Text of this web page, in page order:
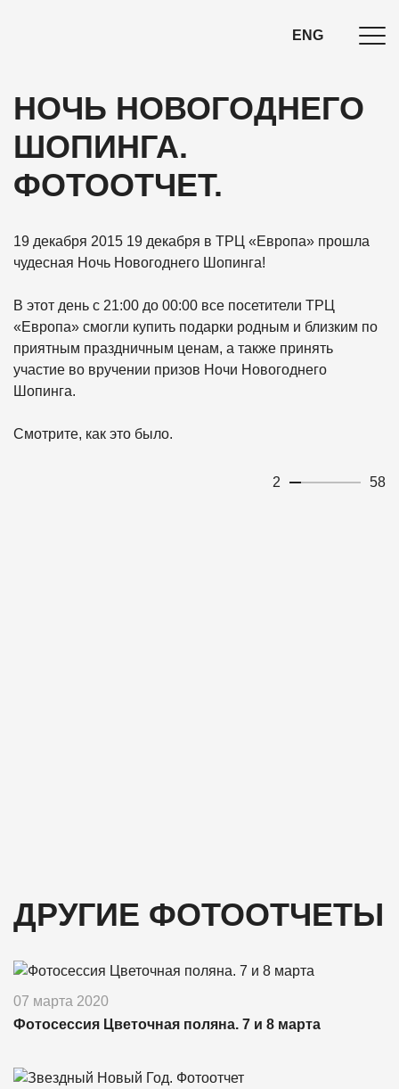
ENG
НОЧЬ НОВОГОДНЕГО
ШОПИНГА.
ФОТООТЧЕТ.
19 декабря 2015 19 декабря в ТРЦ «Европа» прошла
чудесная Ночь Новогоднего Шопинга!
В этот день с 21:00 до 00:00 все посетители ТРЦ
«Европа» смогли купить подарки родным и близким по
приятным праздничным ценам, а также принять
участие во вручении призов Ночи Новогоднего
Шопинга.
Смотрите, как это было.
2 58
ДРУГИЕ ФОТООТЧЕТЫ
07 марта 2020
Фотосессия Цветочная поляна. 7 и 8 марта